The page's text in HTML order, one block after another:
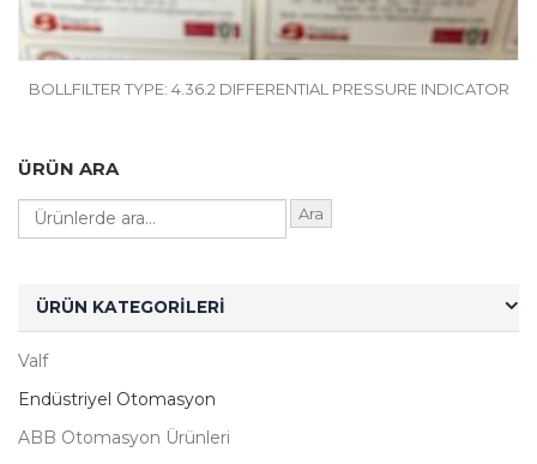
BOLLFILTER TYPE: 4.36.2 DIFFERENTIAL PRESSURE INDICATOR
ÜRÜN ARA
Ara
ÜRÜN KATEGORILERI
Valf
Endüstriyel Otomasyon
ABB Otomasyon Ürünleri